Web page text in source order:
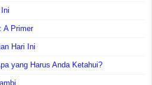
A Primer
Hari Ini
yang Harus Anda Ketahui?